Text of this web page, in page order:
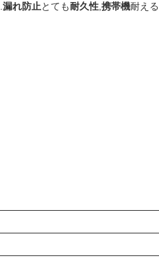
漏れ防止とても耐久性 携帯機耐える